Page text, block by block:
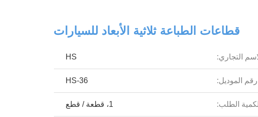
قطاعات الطباعة ثلاثية الأبعاد للسيارات
التجاري: HS
رقم الموديل: HS-36
لكمية الطلب: 1، قطعة / قطع